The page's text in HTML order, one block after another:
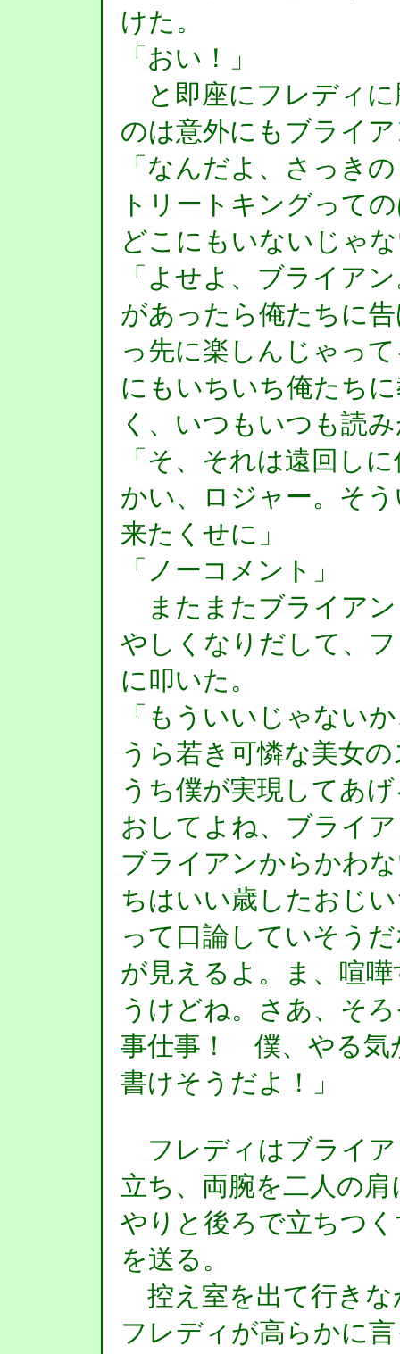
けた。
「おい！」
と即座にフレディに
のは意外にもブライ
「なんだよ、さっき
トリートキングって
どこにもいないじゃ
「よせよ、ブライア
があったら俺たちに
っ先に楽しんじゃっ
にもいちいち俺たち
く、いつもいつも読
「そ、それは遠回し
かい、ロジャー。そ
来たくせに」
「ノーコメント」
またまたブライアン
やしくなりだして、
に叩いた。
「もういいじゃない
うら若き可憐な美女
うち僕が実現してあ
おしてよね、ブライ
ブライアンからかわ
ちはいい歳したおじ
って口論していそう
が見えるよ。ま、喧
うけどね。さあ、そ
事仕事！ 僕、やる
書けそうだよ！」
フレディはブライア
立ち、両腕を二人の
やりと後ろで立ちつ
を送る。
控え室を出て行きな
フレディが高らかに